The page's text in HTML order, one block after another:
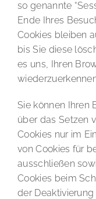
so genannte
Ende Ihres
Cookies bleiben
bis Sie diese
es uns, Ihren
Sie können Ihren
über das Setzen
Cookies nur im
von Cookies für
ausschließen
Cookies beim
der